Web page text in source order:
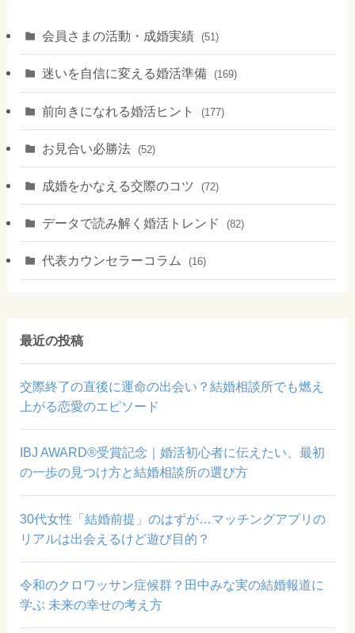
会員さまの活動・成婚実績 (51)
迷いを自信に変える婚活準備 (169)
前向きになれる婚活ヒント (177)
お見合い必勝法 (52)
成婚をかなえる交際のコツ (72)
データで読み解く婚活トレンド (82)
代表カウンセラーコラム (16)
最近の投稿
交際終了の直後に運命の出会い？結婚相談所でも燃え
上がる恋愛のエピソード
IBJ AWARD®受賞記念｜婚活初心者に伝えたい、最初
の一歩の見つけ方と結婚相談所の選び方
30代女性「結婚前提」のはずが…マッチングアプリの
リアルは出会えるけど遊び目的？
令和のクロワッサン症候群？田中みな実の結婚報道に
学ぶ 未来の幸せの考え方